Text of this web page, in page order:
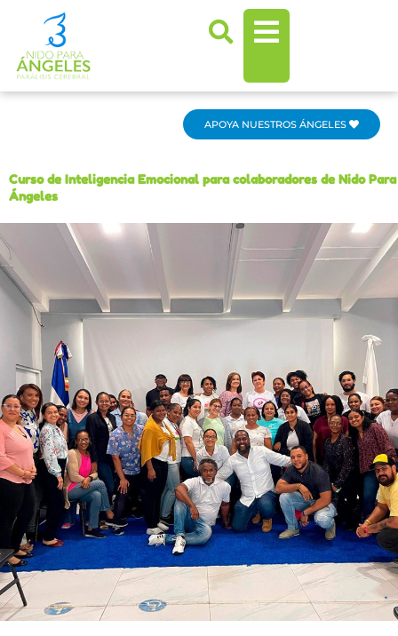
contenido
APOYA NUESTROS ÁNGELES
Curso de Inteligencia Emocional para colaboradores de Nido Para
Ángeles